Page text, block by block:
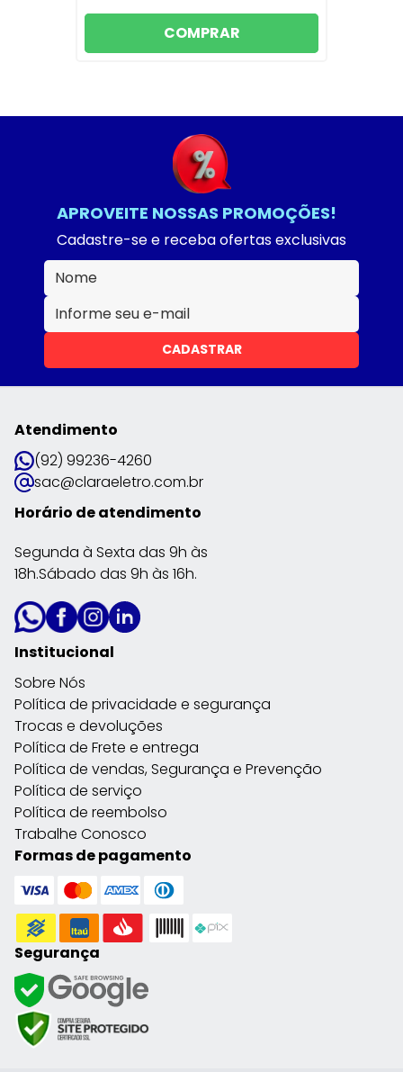
COMPRAR
APROVEITE NOSSAS PROMOÇÕES!
Cadastre-se e receba ofertas exclusivas
CADASTRAR
Atendimento
(92) 99236-4260
sac@claraeletro.com.br
Horário de atendimento
Segunda à Sexta das 9h às
18h.Sábado das 9h às 16h.
Institucional
Sobre Nós
Política de privacidade e segurança
Trocas e devoluções
Política de Frete e entrega
Política de vendas, Segurança e Prevenção
Política de serviço
Política de reembolso
Trabalhe Conosco
Formas de pagamento
Segurança